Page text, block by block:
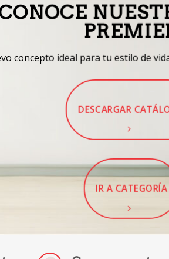
concepto ideal para tu estilo de
DESCARGAR
IR A CATEGORÍA